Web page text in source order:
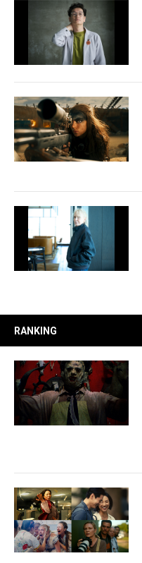
RANKING